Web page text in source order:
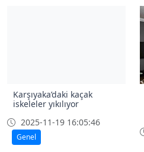
Karşıyaka’daki kaçak
iskeleler yıkılıyor
2025-11-19 16:05:46
Genel